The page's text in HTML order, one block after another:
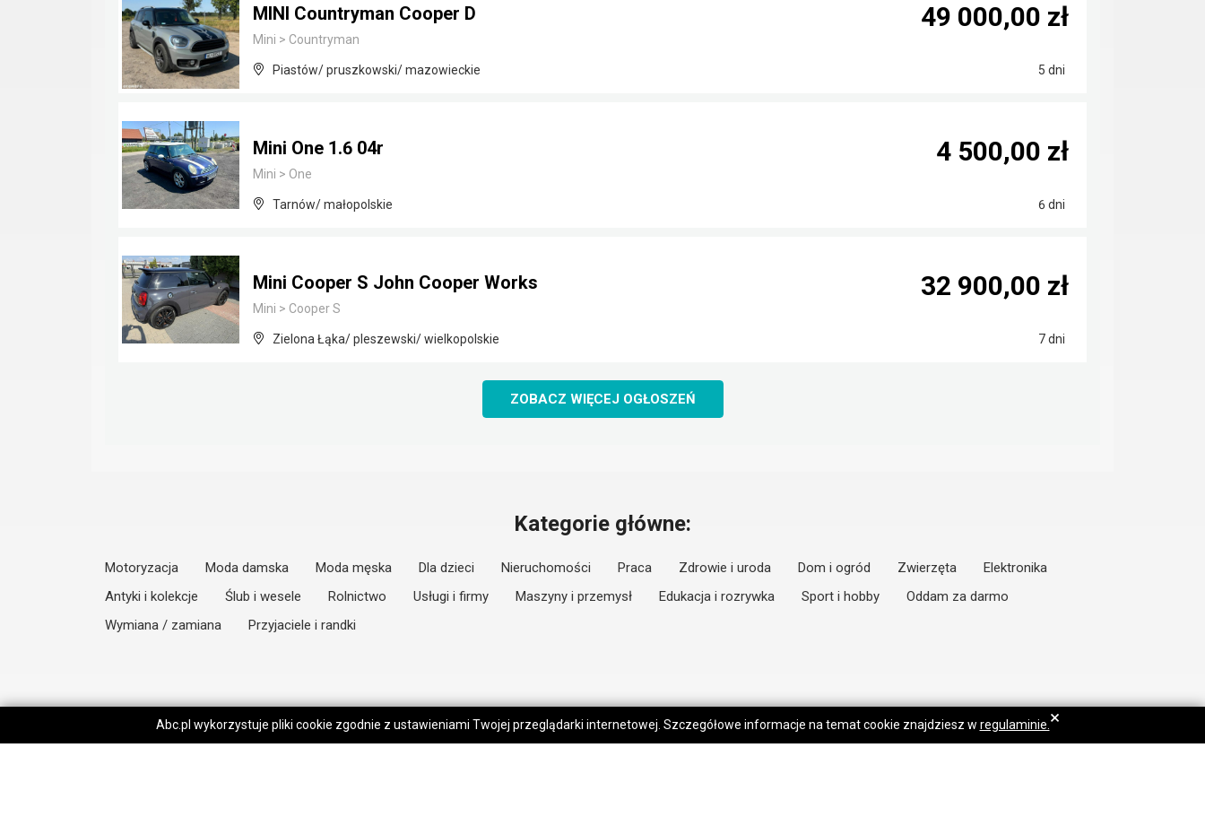
MINI Countryman Cooper D
Mini > Countryman
Piastów/ pruszkowski/ mazowieckie 5 dni
49 000,00 zł
Mini One 1.6 04r
Mini > One
Tarnów/ małopolskie 6 dni
4 500,00 zł
Mini Cooper S John Cooper Works
Mini > Cooper S
Zielona Łąka/ pleszewski/ wielkopolskie 7 dni
32 900,00 zł
ZOBACZ WIĘCEJ OGŁOSZEŃ
Kategorie główne:
Motoryzacja Moda damska Moda męska Dla dzieci Nieruchomości Praca Zdrowie i uroda Dom i ogród Zwierzęta
Elektronika
Antyki i kolekcje
Ślub i wesele Rolnictwo Usługi i firmy Maszyny i przemysł Edukacja i rozrywka Sport i hobby
Oddam za darmo
Wymiana / zamiana
Przyjaciele i randki
Abc.pl wykorzystuje pliki cookie zgodnie z ustawieniami Twojej przeglądarki internetowej. Szczegółowe informacje na temat cookie znajdziesz w regulaminie. ×